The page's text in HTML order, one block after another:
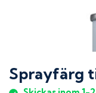
Sprayfärg